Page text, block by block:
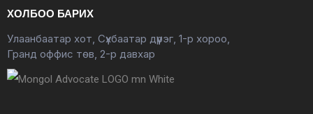
ХОЛБОО БАРИХ
Улаанбаатар хот, Сүхбаатар дүүрэг, 1-р хороо,
Гранд оффис төв, 2-р давхар